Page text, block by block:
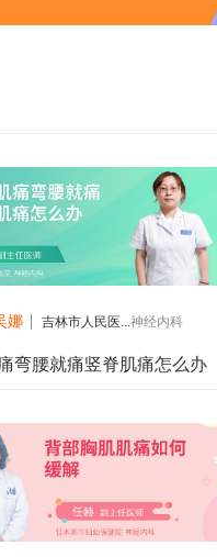
娜 吉林市人民医...神经内科
弯腰就痛竖脊肌痛怎么办